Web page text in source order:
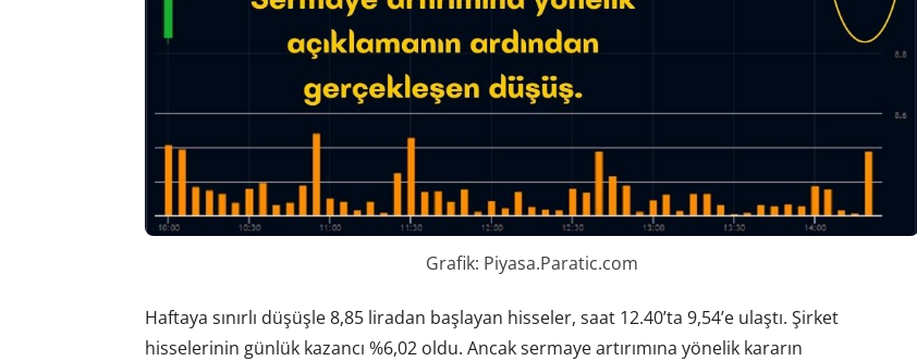
Grafik: Piyasa.Paratic.com
Haftaya sınırlı düşüşle 8,85 liradan başlayan hisseler, saat 12.40’ta 9,54’e ulaştı. Şirket
hisselerinin günlük kazancı %6,02 oldu. Ancak sermaye artırımına yönelik kararın